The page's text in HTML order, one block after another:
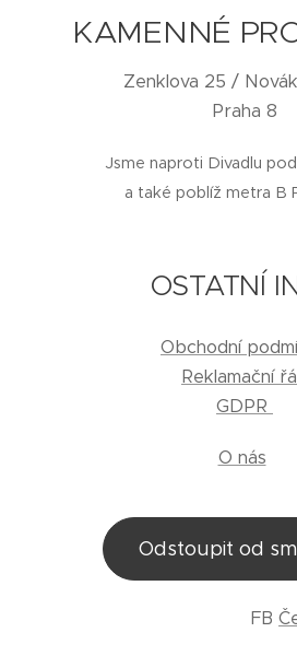
KAMENNÉ
Zenklova 25 /
Praha 8
Jsme naproti Divadlu
a také poblíž metra B
OSTATNÍ
Obchodní
Reklamační
GDPR
O nás
Odstoupit od
FB